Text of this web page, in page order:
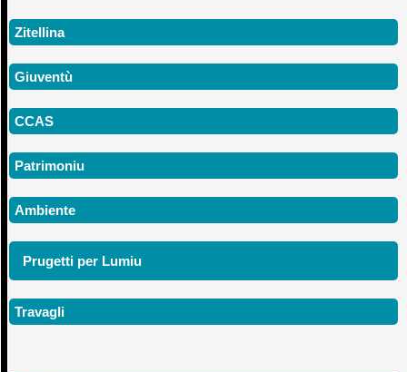
Zitellina
Giuventù
CCAS
Patrimoniu
Ambiente
Prugetti per Lumiu
Travagli